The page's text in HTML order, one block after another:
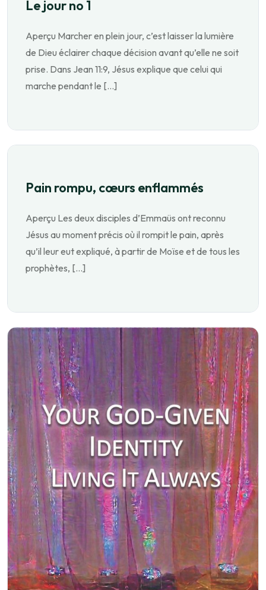
Le jour no 1
Aperçu Marcher en plein jour, c’est laisser la lumière
de Dieu éclairer chaque décision avant qu’elle ne soit
prise. Dans Jean 11:9, Jésus explique que celui qui
marche pendant le […]
Pain rompu, cœurs enflammés
Aperçu Les deux disciples d’Emmaüs ont reconnu
Jésus au moment précis où il rompit le pain, après
qu’il leur eut expliqué, à partir de Moïse et de tous les
prophètes, […]